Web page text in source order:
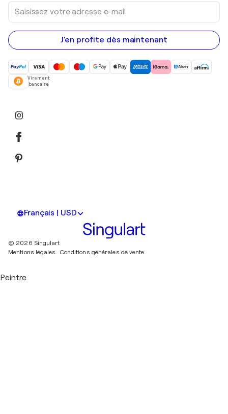
Saisissez
votre
adresse
e-
mail
J'en profite dès maintenant
Virement
bancaire
Français | USD
© 2026 Singulart
Mentions légales. Conditions générales de vente
Peintre